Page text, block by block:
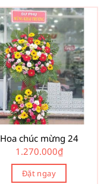
Hoa chúc mừng 24
1.270.000₫
Đặt ngay